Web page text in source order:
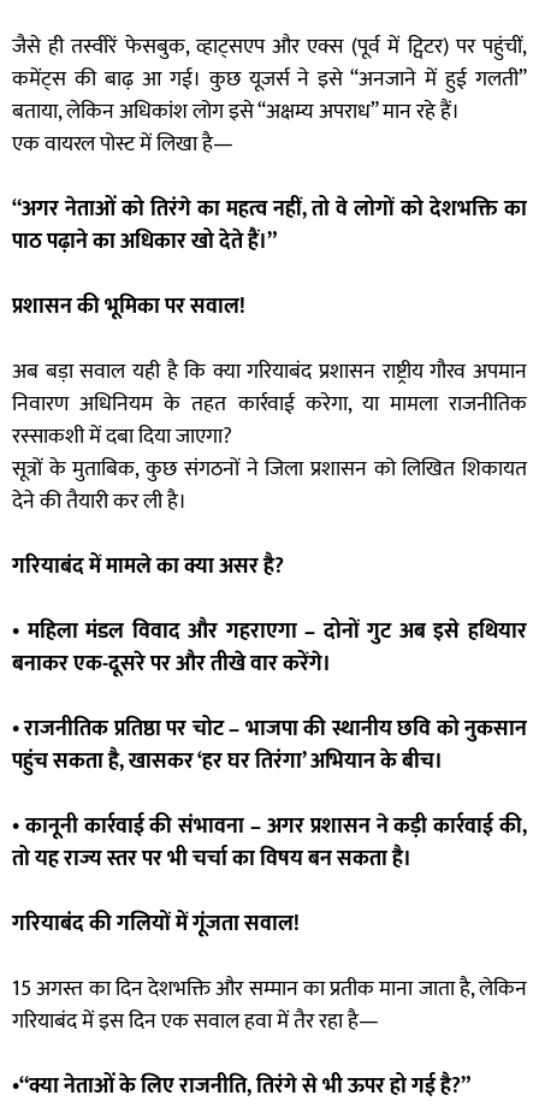
जैसे ही तस्वीरें फेसबुक, व्हाट्सएप और एक्स (पूर्व में ट्विटर) पर पहुंचीं,
कमेंट्स की बाढ़ आ गई। कुछ यूजर्स ने इसे “अनजाने में हुई गलती”
बताया, लेकिन अधिकांश लोग इसे “अक्षम्य अपराध” मान रहे हैं।
एक वायरल पोस्ट में लिखा है—
“अगर नेताओं को तिरंगे का महत्व नहीं, तो वे लोगों को देशभक्ति का
पाठ पढ़ाने का अधिकार खो देते हैं।”
प्रशासन की भूमिका पर सवाल!
अब बड़ा सवाल यही है कि क्या गरियाबंद प्रशासन राष्ट्रीय गौरव अपमान
निवारण अधिनियम के तहत कार्रवाई करेगा, या मामला राजनीतिक
रस्साकशी में दबा दिया जाएगा?
सूत्रों के मुताबिक, कुछ संगठनों ने जिला प्रशासन को लिखित शिकायत
देने की तैयारी कर ली है।
गरियाबंद में मामले का क्या असर है?
• महिला मंडल विवाद और गहराएगा – दोनों गुट अब इसे हथियार
बनाकर एक-दूसरे पर और तीखे वार करेंगे।
• राजनीतिक प्रतिष्ठा पर चोट – भाजपा की स्थानीय छवि को नुकसान
पहुंच सकता है, खासकर ‘हर घर तिरंगा’ अभियान के बीच।
• कानूनी कार्रवाई की संभावना – अगर प्रशासन ने कड़ी कार्रवाई की,
तो यह राज्य स्तर पर भी चर्चा का विषय बन सकता है।
गरियाबंद की गलियों में गूंजता सवाल!
15 अगस्त का दिन देशभक्ति और सम्मान का प्रतीक माना जाता है, लेकिन
गरियाबंद में इस दिन एक सवाल हवा में तैर रहा है—
•“क्या नेताओं के लिए राजनीति, तिरंगे से भी ऊपर हो गई है?”